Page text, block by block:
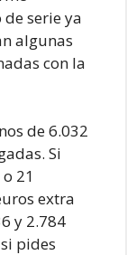
serie ya
algunas
con la
de 6.032
Si
21
extra
y 2.784
pides